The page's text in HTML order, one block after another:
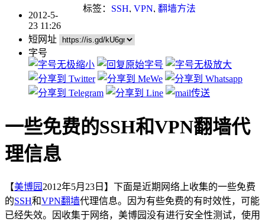
标签： SSH, VPN, 翻墙方法
2012-5-
23 11:26
短网址
字号
一些免费的SSH和VPN翻墙代
理信息
【美博园 2012年5月23日】下面是近期网络上收集的一些免费
的SSH和VPN翻墙代理信息。因为有些免费的有时效性，可能
已经失效。因收集于网络，美博园没有进行安全性测试，使用